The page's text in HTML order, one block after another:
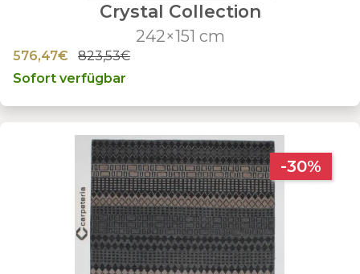
Crystal Collection
242×151 cm
576,47€
823,53€
Sofort verfügbar
-30%